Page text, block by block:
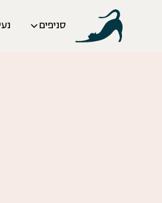
סניפים